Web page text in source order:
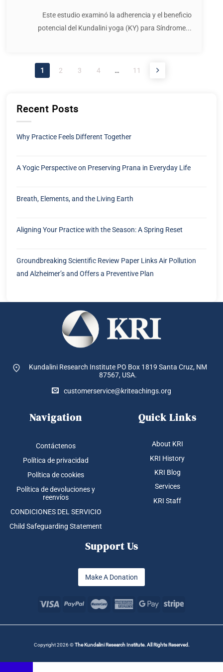
Este estudio examinó la adherencia y el beneficio
potencial del Kundalini yoga (KY) para Síndrome...
1 2 3 4 … 11
Recent Posts
Why Practice Feels Different Together
A Yogic Perspective on Preserving Prana in Everyday Life
Breath, Elements, and the Living Earth
Aligning Your Practice with the Season: A Spring Reset
Groundbreaking Scientific Review Paper Links Air Pollution
and Alzheimer’s and Offers a Preventive Plan
Kundalini Research Institute PO Box 1819 Santa Cruz, NM
87567, USA.
customerservice@kriteachings.org
Navigation
Contáctenos
Política de privacidad
Política de cookies
Política de devoluciones y
reenvíos
CONDICIONES DEL SERVICIO
Child Safeguarding Statement
Quick Links
About KRI
KRI History
KRI Blog
Services
KRI Staff
Support Us
Make A Donation
Copyright 2026 ©The Kundalini Research Institute. All Rights Reserved.